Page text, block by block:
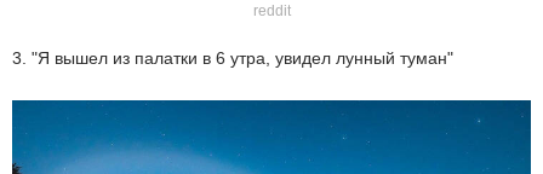
reddit
3. "Я вышел из палатки в 6 утра, увидел лунный туман"